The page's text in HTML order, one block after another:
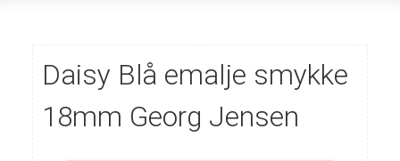
Daisy Blå emalje smykke
18mm Georg Jensen